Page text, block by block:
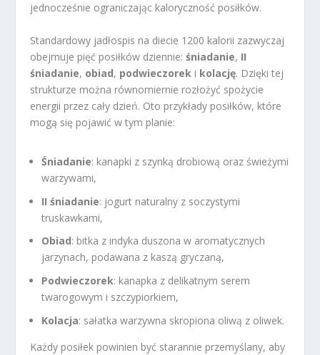
jednocześnie ograniczając kaloryczność posiłków.
Standardowy jadłospis na diecie 1200 kalorii zazwyczaj
obejmuje pięć posiłków dziennie:śniadanie, II
śniadanie, obiad, podwieczorek i kolację. Dzięki tej
strukturze można równomiernie rozłożyć spożycie
energii przez cały dzień. Oto przykłady posiłków, które
mogą się pojawić w tym planie:
Śniadanie: kanapki z szynką drobiową oraz świeżymi
warzywami,
II śniadanie: jogurt naturalny z soczystymi
truskawkami,
Obiad: bitka z indyka duszona w aromatycznych
jarzynach, podawana z kaszą gryczaną,
Podwieczorek: kanapka z delikatnym serem
twarogowym i szczypiorkiem,
Kolacja: sałatka warzywna skropiona oliwą z oliwek.
Każdy posiłek powinien być starannie przemyślany, aby